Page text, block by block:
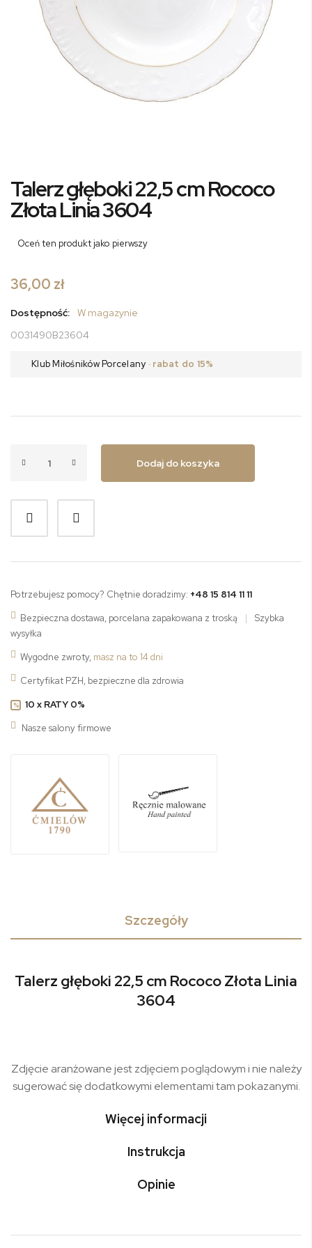
na
początek
galerii
Talerz głęboki 22,5 cm Rococo
Złota Linia 3604
Oceń ten produkt jako pierwszy
36,00 zł
Dostępność:
W magazynie
0031490B23604
Klub Miłośników Porcelany · rabat do 15%
Dodaj do koszyka
Potrzebujesz pomocy? Chętnie doradzimy: +48 15 814 11 11
Bezpieczna dostawa, porcelana zapakowana z troską
|
Szybka
wysyłka
Wygodne zwroty, masz na to 14 dni
Certyfikat PZH, bezpieczne dla zdrowia
%
10 x RATY 0%
Nasze salony firmowe
Szczegóły
Talerz głęboki 22,5 cm Rococo Złota Linia
3604
Zdjęcie aranżowane jest zdjęciem poglądowym i nie należy
sugerować się dodatkowymi elementami tam pokazanymi.
Więcej informacji
Instrukcja
Opinie